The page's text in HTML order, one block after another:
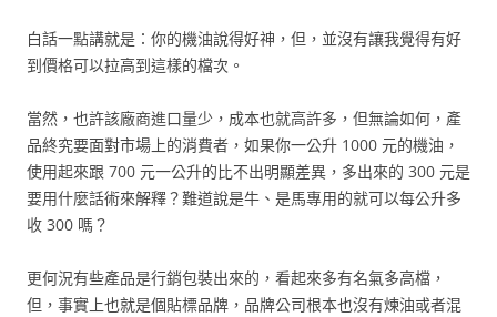
白話一點講就是：你的機油說得好神，但，並沒有讓我覺得有好
到價格可以拉高到這樣的檔次。
當然，也許該廠商進口量少，成本也就高許多，但無論如何，產
品終究要面對市場上的消費者，如果你一公升 1000 元的機油，
使用起來跟 700 元一公升的比不出明顯差異，多出來的 300 元是
要用什麼話術來解釋？難道說是牛、是馬專用的就可以每公升多
收 300 嗎？
更何況有些產品是行銷包裝出來的，看起來多有名氣多高檔，
但，事實上也就是個貼標品牌，品牌公司根本也沒有煉油或者混